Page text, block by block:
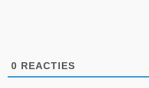
0 REACTIES